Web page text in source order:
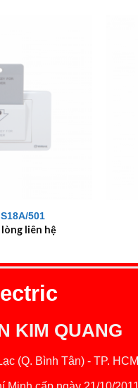
501
lòng liên hệ
KIM QUANG
(Q. Bình Tân) - TP. HCM